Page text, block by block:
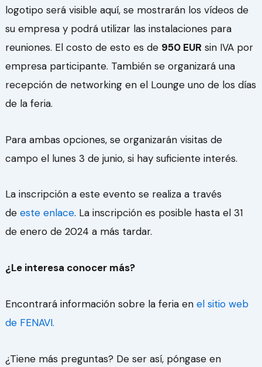
logotipo será visible aquí, se mostrarán los vídeos de
su empresa y podrá utilizar las instalaciones para
reuniones. El costo de esto es de 950 EUR sin IVA por
empresa participante. También se organizará una
recepción de networking en el Lounge uno de los días
de la feria.
Para ambas opciones, se organizarán visitas de
campo el lunes 3 de junio, si hay suficiente interés.
La inscripción a este evento se realiza a través
deeste enlace. La inscripción es posible hasta el 31
de enero de 2024 a más tardar.
¿Le interesa conocer más?
Encontrará información sobre la feria enel sitio web
de FENAVI.
¿Tiene más preguntas? De ser así, póngase en